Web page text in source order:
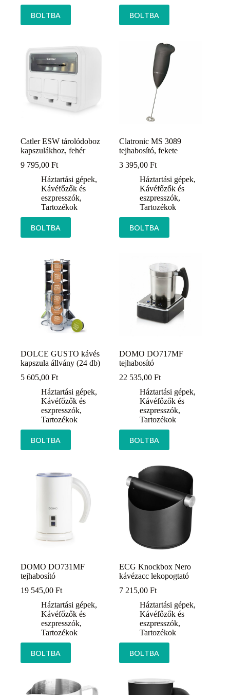
BOLTBA BOLTBA
Catler ESW tárolódoboz
kapszulákhoz, fehér
9 795,00 Ft
Háztartási gépek,
Kávéfőzők és
eszpresszók,
Tartozékok
BOLTBA
Clatronic MS 3089
tejhabosító, fekete
3 395,00Ft
Háztartási gépek,
Kávéfőzők és
eszpresszók,
Tartozékok
BOLTBA
DOLCE GUSTO kávés
kapszula állvány (24 db)
5 605,00 Ft
Háztartási gépek,
Kávéfőzők és
eszpresszók,
Tartozékok
BOLTBA
DOMO DO717MF
tejhabosító
22 535,00Ft
Háztartási gépek,
Kávéfőzők és
eszpresszók,
Tartozékok
BOLTBA
DOMO DO731MF
tejhabosító
19 545,00 Ft
Háztartási gépek,
Kávéfőzők és
eszpresszók,
Tartozékok
BOLTBA
ECG Knockbox Nero
kávézacc lekopogtató
7 215,00Ft
Háztartási gépek,
Kávéfőzők és
eszpresszók,
Tartozékok
BOLTBA